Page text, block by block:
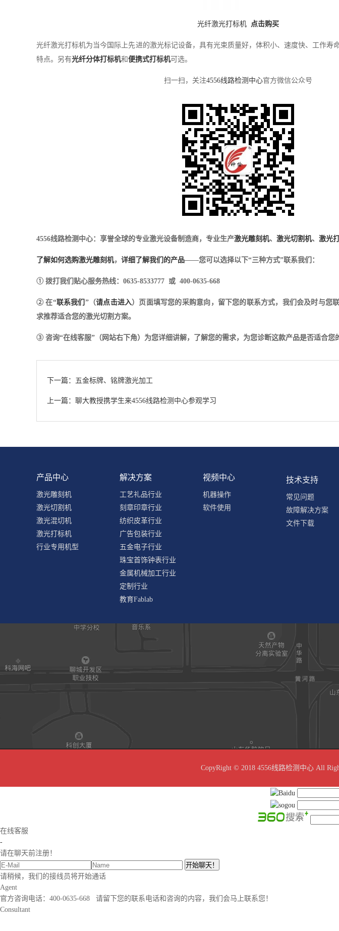
光纤激光打标机 点击购买
光纤激光打标机为当今国际上先进的激光标记设备，具有光束质量好，体积小、速度快、工作寿
特点。另有光纤分体打标机和便携式打标机可选。
扫一扫，关注4556线路检测中心官方微信公众号
4556线路检测中心：享誉全球的专业激光设备制造商，专业生产激光雕刻机、 激光切割机、 激光
了解如何选购激光雕刻机， 详细了解我们的产品——您可以选择以下“三种方式”联系我们：
① 拨打我们贴心服务热线：0635-8533777 或 400-0635-668
② 在“联系我们 ”（请点击进入）页面填写您的采购意向，留下您的联系方式，我们会及时与您
求推荐适合您的激光切割方案。
③ 咨询“在线客服”（网站右下角）为您详细讲解，了解您的需求，为您诊断这款产品是否适合您
下一篇：五金标牌、铭牌激光加工
上一篇：聊大教授携学生来4556线路检测中心参观学习
产品中心
激光雕刻机
激光切割机
激光混切机
激光打标机
行业专用机型
解决方案
工艺礼品行业
刻章印章行业
纺织皮革行业
广告包装行业
五金电子行业
珠宝首饰钟表行业
金属机械加工行业
定制行业
教育Fablab
视频中心
机器操作
软件使用
技术支持
常见问题
故障解决方案
文件下载
CopyRight © 2018 4556线路检测中心 All
在线客服
-
请在聊天前注册！
请稍候，我们的接线员将开始通话
Agent
官方咨询电话：400-0635-668 请留下您的联系电话和咨询的内容，我们会马上联系您！
Consultant